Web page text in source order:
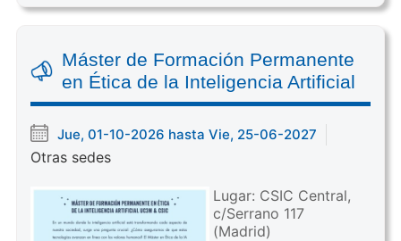
Máster de Formación Permanente
en Ética de la Inteligencia Artificial
Jue, 01-10-2026 hasta Vie, 25-06-2027
Otras sedes
Lugar: CSIC Central,
c/Serrano 117
(Madrid)